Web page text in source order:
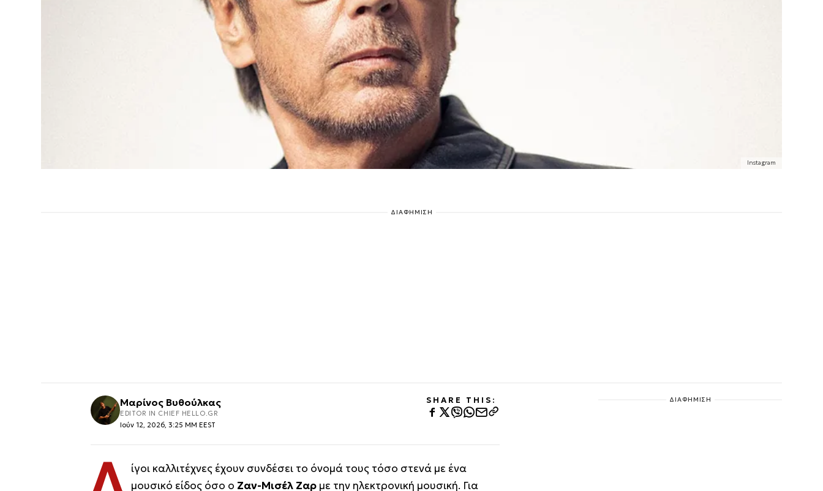
Instagram
ΔΙΑΦΗΜΙΣΗ
Μαρίνος Βυθούλκας
EDITOR IN CHIEF HELLO.GR
Ιούν 12, 2026, 3:25 ΜΜ EEST
SHARE THIS:
ίγοι καλλιτέχνες έχουν συνδέσει το όνομά τους τόσο στενά με ένα
μουσικό είδος όσο ο Ζαν-Μισέλ Ζαρμε την ηλεκτρονική μουσική. Για
ΔΙΑΦΗΜΙΣΗ